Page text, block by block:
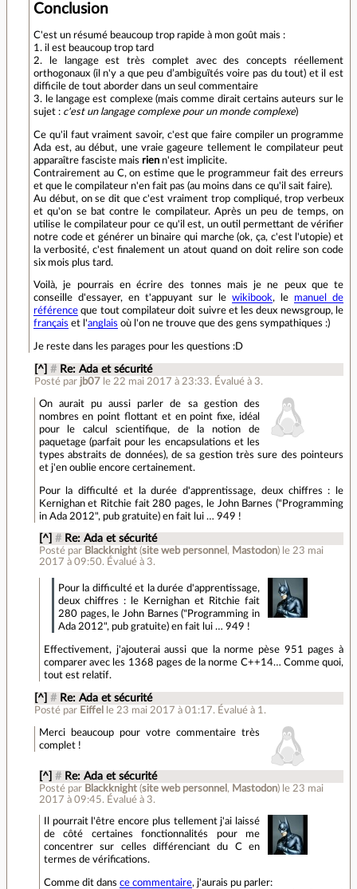
Conclusion
C'est un résumé beaucoup trop rapide à mon goût mais :
1. il est beaucoup trop tard
2. le langage est très complet avec des concepts réellement
orthogonaux (il n'y a que peu d’ambiguïtés voire pas du tout) et il est
difficile de tout aborder dans un seul commentaire
3. le langage est complexe (mais comme dirait certains auteurs sur le
sujet : c'est un langage complexe pour un monde complexe)
Ce qu'il faut vraiment savoir, c'est que faire compiler un programme
Ada est, au début, une vraie gageure tellement le compilateur peut
apparaître fasciste mais rien n'est implicite.
Contrairement au C, on estime que le programmeur fait des erreurs
et que le compilateur n'en fait pas (au moins dans ce qu'il sait faire).
Au début, on se dit que c'est vraiment trop compliqué, trop verbeux
et qu'on se bat contre le compilateur. Après un peu de temps, on
utilise le compilateur pour ce qu'il est, un outil permettant de vérifier
notre code et générer un binaire qui marche (ok, ça, c'est l'utopie) et
la verbosité, c'est finalement un atout quand on doit relire son code
six mois plus tard.
Voilà, je pourrais en écrire des tonnes mais je ne peux que te
conseille d'essayer, en t'appuyant sur lewikibook, le manuel de
référence que tout compilateur doit suivre et les deux newsgroup, le
français et l'anglais où l'on ne trouve que des gens sympathiques :)
Je reste dans les parages pour les questions :D
[^] # Re: Ada et sécurité
Posté par jb07 le 22 mai 2017 à 23:33. Évalué à 3.
On aurait pu aussi parler de sa gestion des
nombres en point flottant et en point fixe, idéal
pour le calcul scientifique, de la notion de
paquetage (parfait pour les encapsulations et les
types abstraits de données), de sa gestion très sure des pointeurs
et j'en oublie encore certainement.
Pour la difficulté et la durée d'apprentissage, deux chiffres : le
Kernighan et Ritchie fait 280 pages, le John Barnes ("Programming
in Ada 2012", pub gratuite) en fait lui … 949 !
[^] # Re: Ada et sécurité
Posté par Blackknight(site web personnel , Mastodon) le 23 mai
2017 à 09:50.Évalué à 3.
Pour la difficulté et la durée d'apprentissage,
deux chiffres : le Kernighan et Ritchie fait
280 pages, le John Barnes ("Programming in
Ada 2012", pub gratuite) en fait lui … 949 !
Effectivement, j'ajouterai aussi que la norme pèse 951 pages à
comparer avec les 1368 pages de la norme C++14… Comme quoi,
tout est relatif.
[^] # Re: Ada et sécurité
Posté par Eiffel le 23 mai 2017 à 01:17. Évalué à 1 .
Merci beaucoup pour votre commentaire très
complet !
[^] # Re: Ada et sécurité
Posté par Blackknight(site web personnel , Mastodon) le 23 mai
2017 à 09:45. Évalué à 3.
Il pourrait l'être encore plus tellement j'ai laissé
de côté certaines fonctionnalités pour me
concentrer sur celles différenciant du C en
termes de vérifications.
Comme dit dans ce commentaire, j'aurais pu parler: